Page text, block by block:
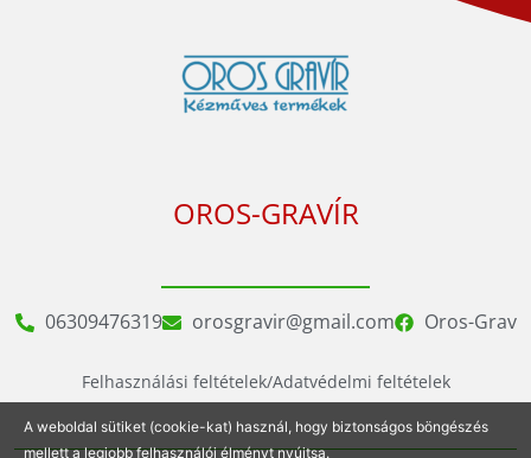
OROS-GRAVÍR
06309476319 orosgravir@gmail.com Oros-Grav
Felhasználási feltételek/Adatvédelmi feltételek
A weboldal sütiket (cookie-kat) használ, hogy biztonságos böngészés
mellett a legjobb felhasználói élményt nyújtsa.